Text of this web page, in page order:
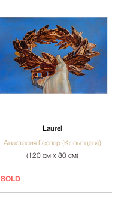
Laurel
Анастасия Геспер (Копытцева)
(120 см х 80 см)
SOLD